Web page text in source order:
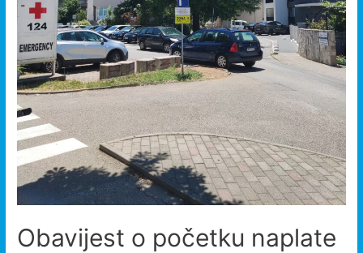
Obavijest o početku naplate